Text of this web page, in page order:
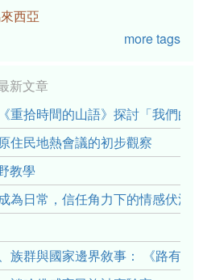
西亞
more tags
新文章
重拾時間的山語》探討「我們的
住民地熱會議的初步觀察
教學
為日常，信任角力下的情感伏流
族群與國家邊界敘事： 《路有